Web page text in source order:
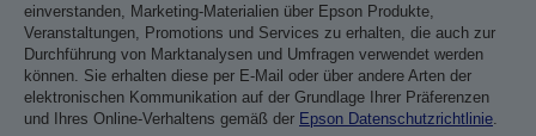
einverstanden, Marketing-Materialien über Epson Produkte,
Veranstaltungen, Promotions und Services zu erhalten, die auch zur
Durchführung von Marktanalysen und Umfragen verwendet werden
können. Sie erhalten diese per E-Mail oder über andere Arten der
elektronischen Kommunikation auf der Grundlage Ihrer Präferenzen
und Ihres Online-Verhaltens gemäß der Epson Datenschutzrichtlinie